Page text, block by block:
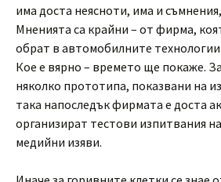
има доста неясноти, има и
Мненията са крайни – от фирма,
обрат в автомобилните
Кое е вярно – времето ще покаже.
няколко прототипа, показвани на
така напоследък фирмата е доста
организират тестови изпитвания
медийни изяви.